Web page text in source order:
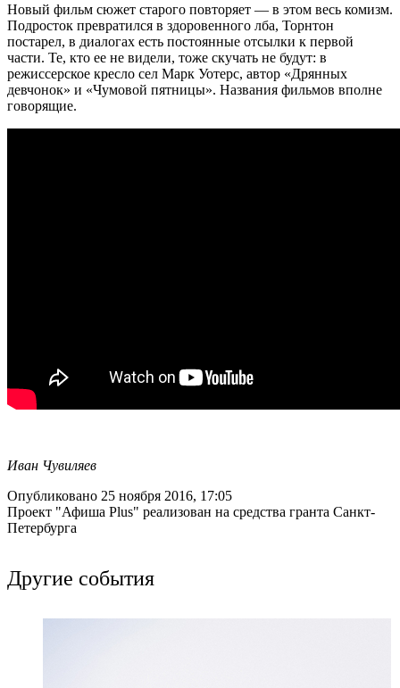
Новый фильм сюжет старого повторяет — в этом весь комизм.
Подросток превратился в здоровенного лба, Торнтон
постарел, в диалогах есть постоянные отсылки к первой
части. Те, кто ее не видели, тоже скучать не будут: в
режиссерское кресло сел Марк Уотерс, автор «Дрянных
девчонок» и «Чумовой пятницы». Названия фильмов вполне
говорящие.
Иван Чувиляев
Опубликовано 25 ноября 2016, 17:05
Проект "Афиша Plus" реализован на средства гранта Санкт-
Петербурга
Другие события